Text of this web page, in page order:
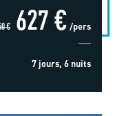
€ 627 € /pers
7 jours, 6 nuits